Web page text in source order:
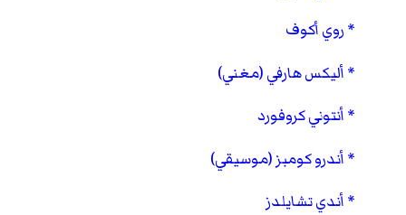
روي أكوف
أليكس هارفي (مغني)
أنتوني كروفورد
أندرو كومبز (موسيقي)
أندي تشايلدز